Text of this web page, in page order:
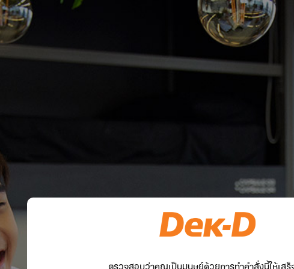
ตรวจสอบว่าคุณเป็นมนุษย์ด้วยการทำคำสั่งนี้ให้เสร็